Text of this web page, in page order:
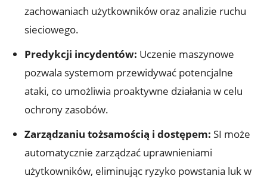
zachowaniach użytkowników​ oraz analizie ruchu⁢
sieciowego.
Predykcji incydentów: Uczenie ⁤maszynowe
pozwala systemom przewidywać potencjalne
ataki, co umożliwia proaktywne działania‍ w ⁣celu
⁣ochrony ‍zasobów.
Zarządzaniu tożsamością i ​dostępem: SI może
automatycznie zarządzać uprawnieniami
użytkowników, eliminując ryzyko ‌powstania luk w